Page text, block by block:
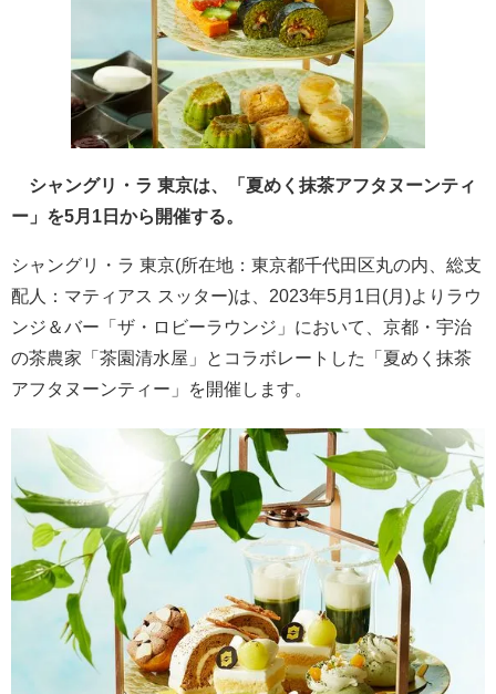
シャングリ・ラ 東京は、「夏めく抹茶アフタヌーンティ
ー」を5月1日から開催する。
シャングリ・ラ 東京(所在地：東京都千代田区丸の内、総支
配人：マティアス スッター)は、2023年5月1日(月)よりラウ
ンジ＆バー「ザ・ロビーラウンジ」において、京都・宇治
の茶農家「茶園清水屋」とコラボレートした「夏めく抹茶
アフタヌーンティー」を開催します。